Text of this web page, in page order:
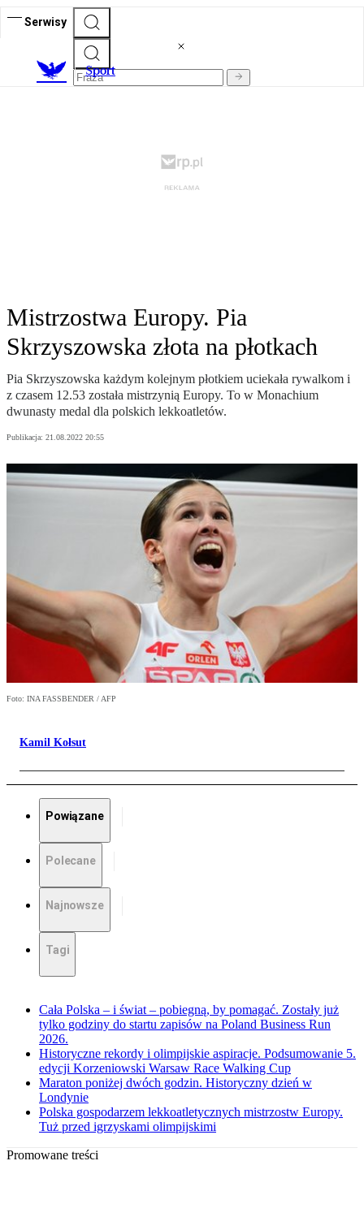
Serwisy
Sport
Mistrzostwa Europy. Pia
Skrzyszowska złota na płotkach
Pia Skrzyszowska każdym kolejnym płotkiem uciekała rywalkom i
z czasem 12.53 została mistrzynią Europy. To w Monachium
dwunasty medal dla polskich lekkoatletów.
Publikacja: 21.08.2022 20:55
Foto: INA FASSBENDER / AFP
Kamil Kołsut
Powiązane
Polecane
Najnowsze
Tagi
Cała Polska – i świat – pobiegną, by pomagać. Zostały już
tylko godziny do startu zapisów na Poland Business Run
2026.
Historyczne rekordy i olimpijskie aspiracje. Podsumowanie 5.
edycji Korzeniowski Warsaw Race Walking Cup
Maraton poniżej dwóch godzin. Historyczny dzień w
Londynie
Polska gospodarzem lekkoatletycznych mistrzostw Europy.
Tuż przed igrzyskami olimpijskimi
Promowane treści